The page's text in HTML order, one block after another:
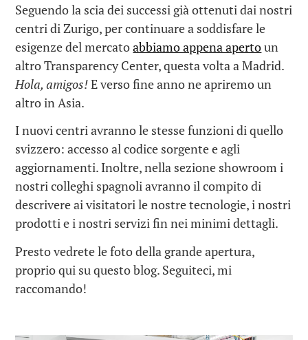
Seguendo la scia dei successi già ottenuti dai nostri
centri di Zurigo, per continuare a soddisfare le
esigenze del mercatoabbiamo appena apertoun
altro Transparency Center, questa volta a Madrid.
Hola, amigos!E verso fine anno ne apriremo un
altro in Asia.
I nuovi centri avranno le stesse funzioni di quello
svizzero: accesso al codice sorgente e agli
aggiornamenti. Inoltre, nella sezione showroom i
nostri colleghi spagnoli avranno il compito di
descrivere ai visitatori le nostre tecnologie, i nostri
prodotti e i nostri servizi fin nei minimi dettagli.
Presto vedrete le foto della grande apertura,
proprio qui su questo blog. Seguiteci, mi
raccomando!